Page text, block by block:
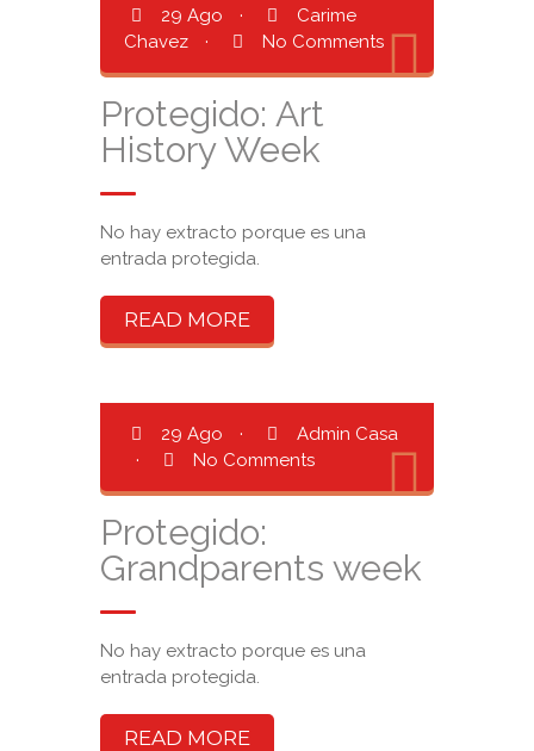
29 Ago ·
Carime
Chavez
· No Comments
Protegido: Art
History Week
No hay extracto porque es una
entrada protegida.
READ MORE
29 Ago ·
Admin Casa
·
No Comments
Protegido:
Grandparents week
No hay extracto porque es una
entrada protegida.
READ MORE